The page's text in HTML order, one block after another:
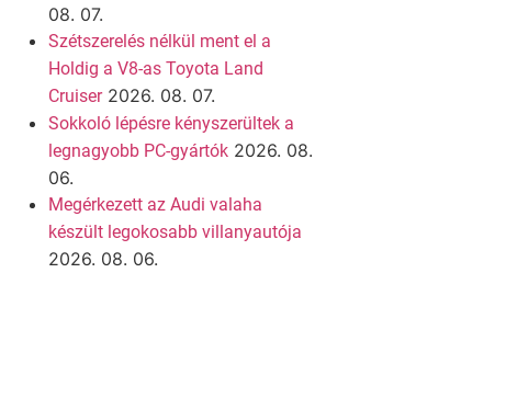
08. 07.
Szétszerelés nélkül ment el a
Holdig a V8-as Toyota Land
Cruiser 2026. 08. 07.
Sokkoló lépésre kényszerültek a
legnagyobb PC-gyártók 2026. 08.
06.
Megérkezett az Audi valaha
készült legokosabb villanyautója
2026. 08. 06.